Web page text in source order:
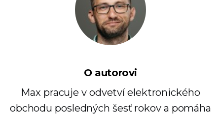
O autorovi
Max pracuje v odvetví elektronického
obchodu posledných šesť rokov a pomáha